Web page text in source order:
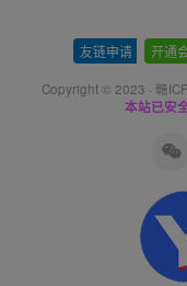
友链申请 开通
Copyright © 2023 · 赣
本站已安